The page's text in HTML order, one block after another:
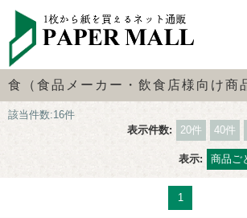
食（食品メーカー・飲食店様向け商
該当件数:16件
表示件数:
20件 40件
表示: 商品ご
1